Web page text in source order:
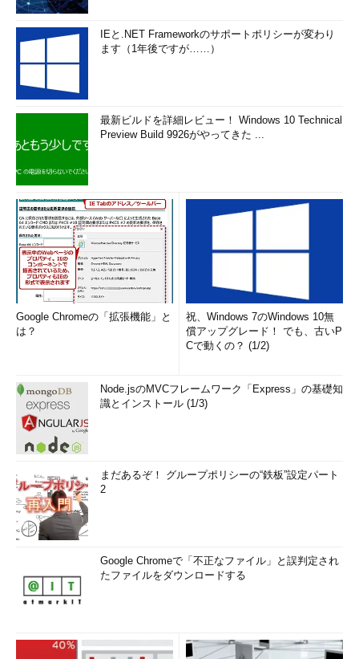
IEと.NET Frameworkのサポートポリシーが変わり
ます（1年後ですが……）
最新ビルドを詳細レビュー！ Windows 10 Technical
Preview Build 9926がやってきた ...
Google Chromeの「拡張機能」と
は？
祝、Windows 7のWindows 10無
償アップグレード！ でも、古いP
Cで動くの？ (1/2)
Node.jsのMVCフレームワーク「Express」の基礎知
識とインストール (1/3)
まだあるぞ！ グループポリシーの“鉄板”設定パート
2
Google Chromeで「不正なファイル」と誤判定され
たファイルをダウンロードする